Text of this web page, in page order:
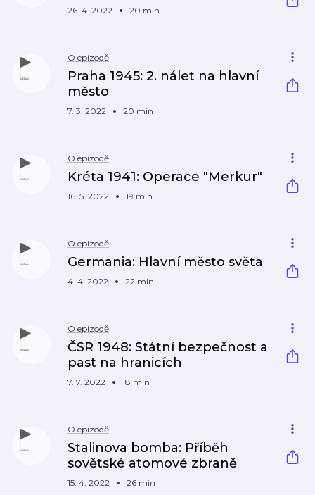
26. 4. 2022 20 min
O epizodě
Praha 1945: 2. nálet na hlavní
město
7. 3. 2022 20 min
O epizodě
Kréta 1941: Operace "Merkur"
16. 5. 2022 19 min
O epizodě
Germania: Hlavní město světa
4. 4. 2022 22 min
O epizodě
ČSR 1948: Státní bezpečnost a
past na hranicích
7. 7. 2022 18 min
O epizodě
Stalinova bomba: Příběh
sovětské atomové zbraně
15. 4. 2022 26 min